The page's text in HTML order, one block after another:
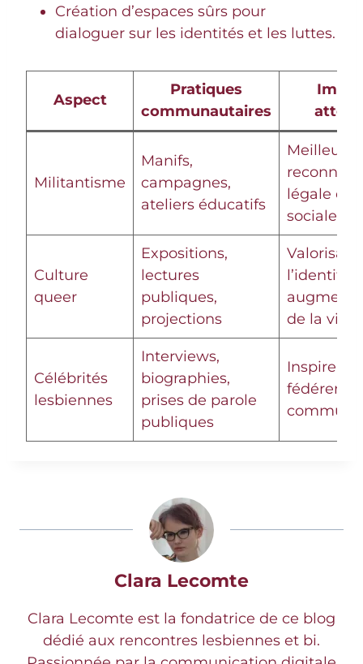
Création d’espaces sûrs pour
dialoguer sur les identités et les luttes.
Aspect
Pratiques
communautaires
Militantisme
Manifs,
campagnes,
ateliers éducatifs
Meilleure
légale et
sociale
Culture
queer
Expositions,
lectures
publiques,
projections
l’identité
de la
Célébrités
lesbiennes
Interviews,
biographies,
prises de parole
publiques
Inspirer et
fédérer la
Clara Lecomte
Clara Lecomte est la fondatrice de ce blog
dédié aux rencontres lesbiennes et bi.